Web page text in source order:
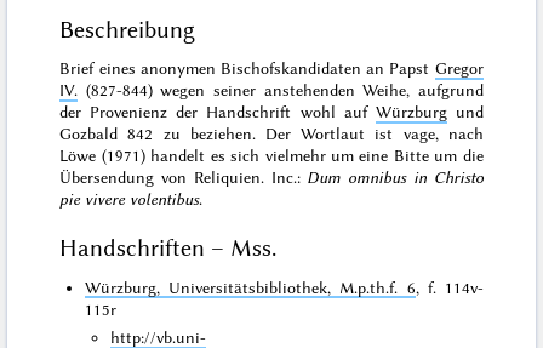
Beschreibung
Brief eines anonymen Bischofskandidaten an Papst Gregor
IV. (827-844) wegen seiner anstehenden Weihe, aufgrund
der Provenienz der Handschrift wohl auf Würzburgund
Gozbald 842 zu beziehen. Der Wortlaut ist vage, nach
Löwe (1971) handelt es sich vielmehr um eine Bitte um die
Übersendung von Reliquien. Inc.: Dum omnibus in Christo
pie vivere volentibus.
Handschriften – Mss.
Würzburg, Universitätsbibliothek, M.p.th.f. 6, f. 114v-
115r
http://vb.uni-